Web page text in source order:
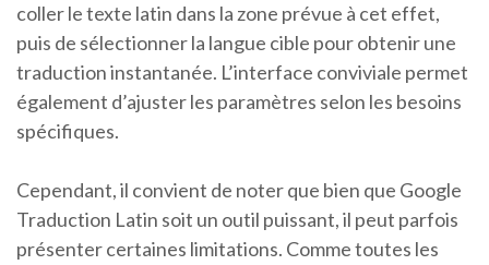
coller le texte latin dans la zone prévue à cet effet,
puis de sélectionner la langue cible pour obtenir une
traduction instantanée. L’interface conviviale permet
également d’ajuster les paramètres selon les besoins
spécifiques.
Cependant, il convient de noter que bien que Google
Traduction Latin soit un outil puissant, il peut parfois
présenter certaines limitations. Comme toutes les